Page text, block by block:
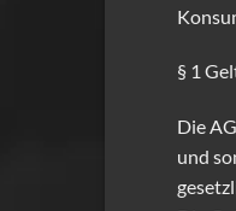
§ 1
Die
und